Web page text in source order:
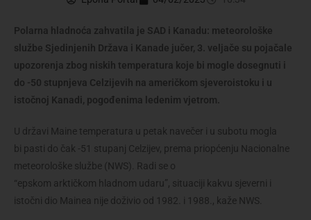
Polarna hladnoća zahvatila je SAD i Kanadu: meteorološke
službe Sjedinjenih Država i Kanade jučer, 3. veljače su pojačale
upozorenja zbog niskih temperatura koje bi mogle dosegnuti i
do -50 stupnjeva Celzijevih na američkom sjeveroistoku i u
istočnoj Kanadi, pogođenima ledenim vjetrom.
U državi Maine temperatura u petak navečer i u subotu mogla
bi pasti do čak -51 stupanj Celzijev, prema priopćenju Nacionalne
meteorološke službe (NWS). Radi se o
“epskom arktičkom hladnom udaru”, situaciji kakvu sjeverni i
istočni dio Mainea nije doživio od 1982. i 1988., kaže NWS.